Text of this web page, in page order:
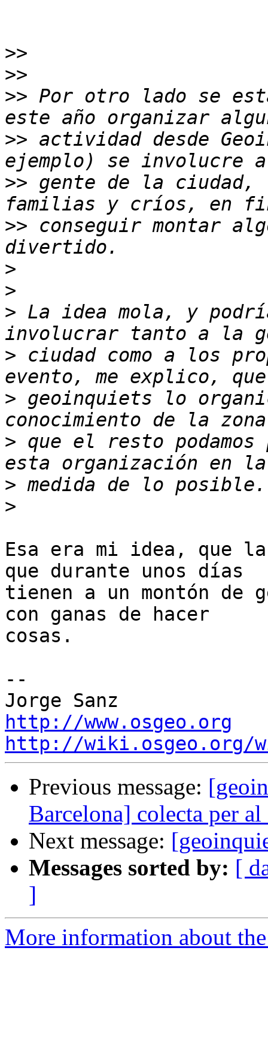
>>
>>
>> Por otro lado se
>> actividad desde
>> gente de la ciudad,
>> conseguir montar
>
>
> La idea mola, y
> ciudad como a los
> geoinquiets lo
> que el resto
>
>
Esa era mi idea, que
que durante unos días
tienen a un montón de
con ganas de hacer
cosas.
--
http://www.osgeo.org
http://wiki.osgeo.org/
Previous message:
Barcelona] colecta per al
Next message:
Messages sorted by: [
]
More information about